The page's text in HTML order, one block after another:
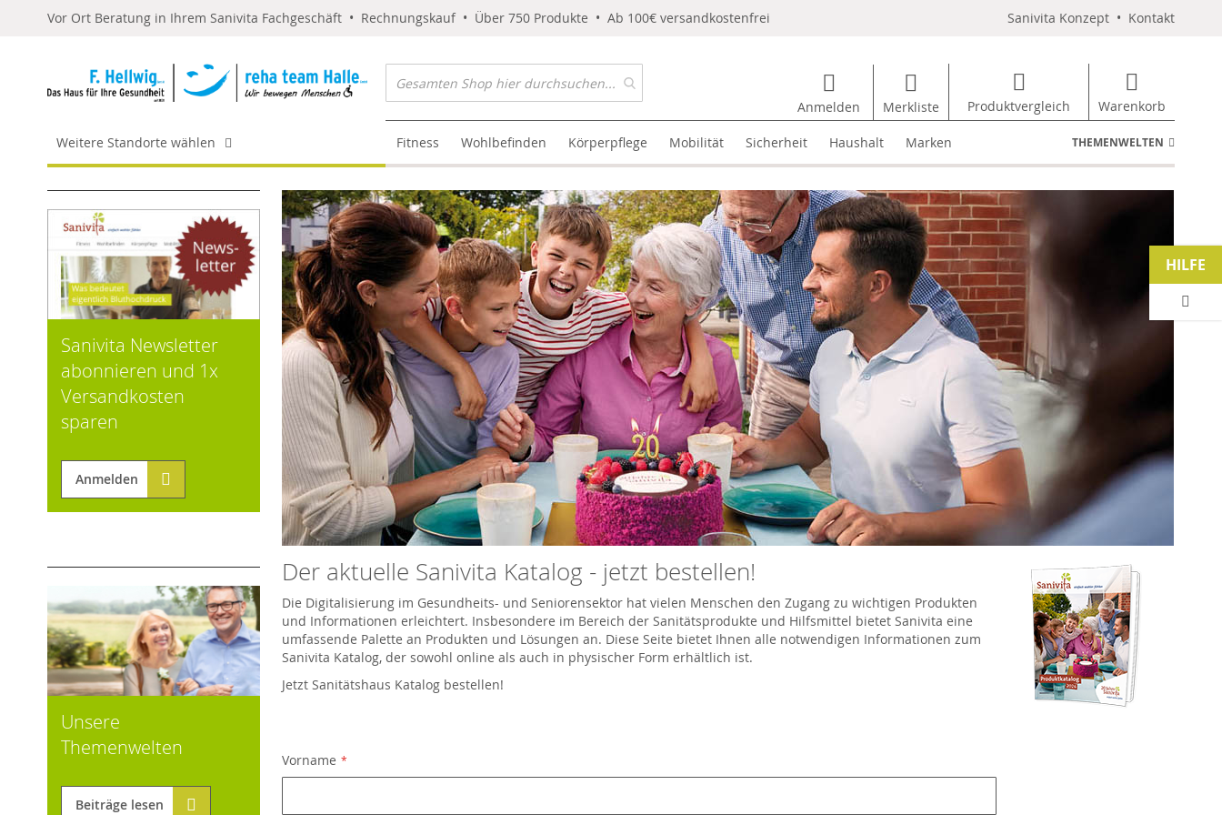
Vor Ort Beratung in Ihrem Sanivita Fachgeschäft • Rechnungskauf • Über 750 Produkte • Ab 100€ versandkostenfrei Sanivita Konzept • Kontakt
Anmelden Merkliste Produktvergleich Warenkorb
Weitere Standorte wählen Fitness Wohlbefinden Körperpflege Mobilität Sicherheit Haushalt Marken THEMENWELTEN
Der aktuelle Sanivita Katalog - jetzt bestellen!
Die Digitalisierung im Gesundheits- und Seniorensektor hat vielen Menschen den Zugang zu wichtigen Produkten
und Informationen erleichtert. Insbesondere im Bereich der Sanitätsprodukte und Hilfsmittel bietet Sanivita eine
umfassende Palette an Produkten und Lösungen an. Diese Seite bietet Ihnen alle notwendigen Informationen zum
Sanivita Katalog, der sowohl online als auch in physischer Form erhältlich ist.
Jetzt Sanitätshaus Katalog bestellen!
Vorname
Sanivita Newsletter
abonnieren und 1x
Versandkosten
sparen
Anmelden
Unsere
Themenwelten
Beiträge lesen
HILFE